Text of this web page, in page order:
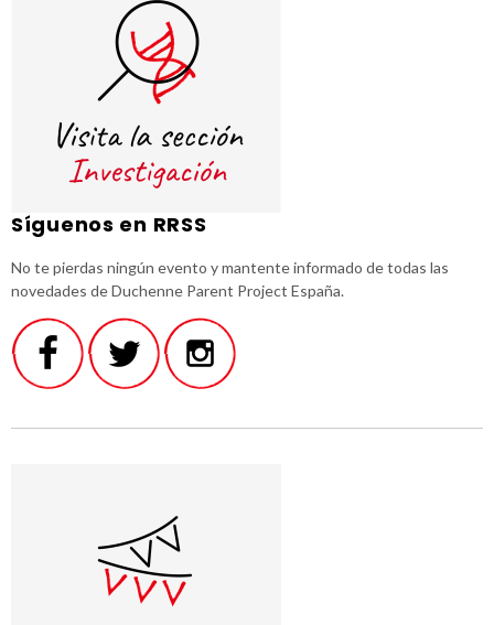
Síguenos en RRSS
No te pierdas ningún evento y mantente informado de todas las
novedades de Duchenne Parent Project España.